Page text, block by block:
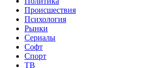
Происшествия
Психология
Рынки
Сериалы
Софт
Спорт
ТВ